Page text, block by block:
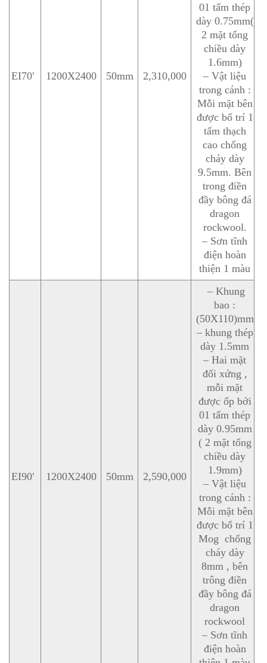
EI70′ 1200X2400 50mm 2,310,000
01 tấm thép
dày 0.75mm(
2 mặt tổng
chiều dày
1.6mm)
– Vật liệu
trong cánh :
Mỗi mặt bên
được bố trí 1
tấm thạch
cao chống
cháy dày
9.5mm. Bên
trong điền
đầy bông đá
dragon
rockwool.
– Sơn tĩnh
điện hoàn
thiện 1 màu
EI90′ 1200X2400 50mm 2,590,000
– Khung
bao :
(50X110)mm
– khung thép
dày 1.5mm
– Hai mặt
đối xứng ,
mỗi mặt
được ốp bới
01 tấm thép
dày 0.95mm
( 2 mặt tổng
chiều dày
1.9mm)
– Vật liệu
trong cánh :
Mỗi mặt bên
được bố trí 1
Mog chống
cháy dày
8mm , bên
trông điền
đầy bông đá
dragon
rockwool
– Sơn tĩnh
điện hoàn